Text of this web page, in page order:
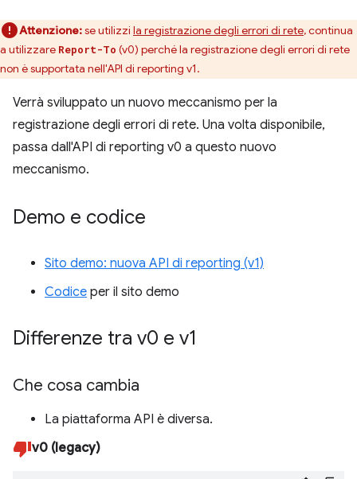
Attenzione:se utilizzi la registrazione degli errori di rete, continua
a utilizzare Report-To (v0) perché la registrazione degli errori di rete
non è supportata nell'API di reporting v1.
Verrà sviluppato un nuovo meccanismo per la
registrazione degli errori di rete. Una volta disponibile,
passa dall'API di reporting v0 a questo nuovo
meccanismo.
Demo e codice
Sito demo: nuova API di reporting (v1)
Codice per il sito demo
Differenze tra v0 e v1
Che cosa cambia
La piattaforma API è diversa.
v0 (legacy)